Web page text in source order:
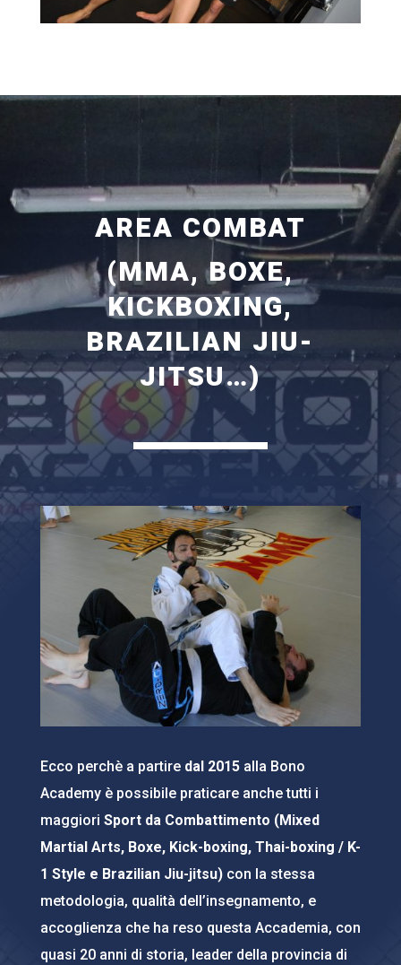
AREA COMBAT
(MMA, BOXE,
KICKBOXING,
BRAZILIAN JIU-
JITSU…)
Ecco perchè a partire dal 2015 alla Bono
Academy è possibile praticare anche tutti i
maggiori Sport da Combattimento (Mixed
Martial Arts, Boxe, Kick-boxing, Thai-boxing / K-
1 Style e Brazilian Jiu-jitsu) con la stessa
metodologia, qualità dell’insegnamento, e
accoglienza che ha reso questa Accademia, con
quasi 20 anni di storia, leader della provincia di